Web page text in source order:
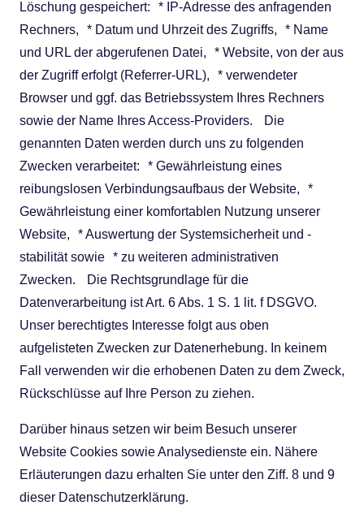
Löschung gespeichert: * IP-Adresse des anfragenden
Rechners, * Datum und Uhrzeit des Zugriffs, * Name
und URL der abgerufenen Datei, * Website, von der aus
der Zugriff erfolgt (Referrer-URL), * verwendeter
Browser und ggf. das Betriebssystem Ihres Rechners
sowie der Name Ihres Access-Providers. Die
genannten Daten werden durch uns zu folgenden
Zwecken verarbeitet: * Gewährleistung eines
reibungslosen Verbindungsaufbaus der Website, *
Gewährleistung einer komfortablen Nutzung unserer
Website, * Auswertung der Systemsicherheit und -
stabilität sowie * zu weiteren administrativen
Zwecken. Die Rechtsgrundlage für die
Datenverarbeitung ist Art. 6 Abs. 1 S. 1 lit. f DSGVO.
Unser berechtigtes Interesse folgt aus oben
aufgelisteten Zwecken zur Datenerhebung. In keinem
Fall verwenden wir die erhobenen Daten zu dem Zweck,
Rückschlüsse auf Ihre Person zu ziehen.
Darüber hinaus setzen wir beim Besuch unserer
Website Cookies sowie Analysedienste ein. Nähere
Erläuterungen dazu erhalten Sie unter den Ziff. 8 und 9
dieser Datenschutzerklärung.